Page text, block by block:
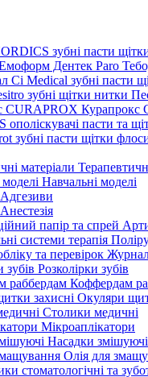
Курапрокс
Навчальні моделі
Адгезиви
Анестезія
Розколірки зубів
Коффердам
Окуляри
Столики медичні
Мікроаплікатори
Насадки змішуючі
Олія для